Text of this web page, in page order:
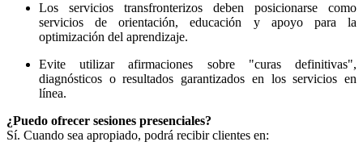
Los servicios transfronterizos deben posicionarse como
servicios de orientación, educación y apoyo para la
optimización del aprendizaje.
Evite utilizar afirmaciones sobre "curas definitivas",
diagnósticos o resultados garantizados en los servicios en
línea.
¿Puedo ofrecer sesiones presenciales?
Sí. Cuando sea apropiado, podrá recibir clientes en: